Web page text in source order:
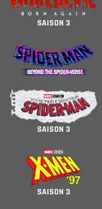
SAISON 3
SAISON 3
SAISON 3